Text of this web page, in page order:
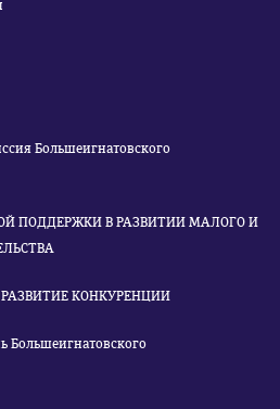
Большеигнатовского
ПОДДЕРЖКИ В РАЗВИТИИ МАЛОГО И
КОНКУРЕНЦИИ